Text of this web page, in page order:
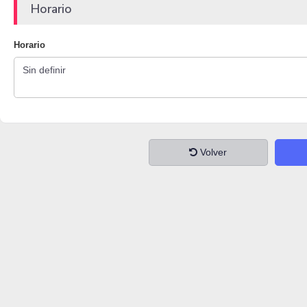
Horario
Horario
Volver